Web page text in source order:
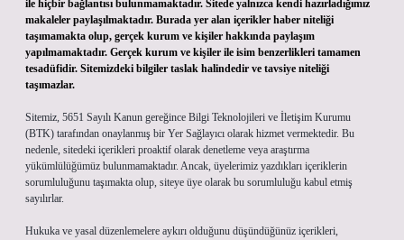
ile hiçbir bağlantısı bulunmamaktadır. Sitede yalnızca kendi hazırladığımız
makaleler paylaşılmaktadır. Burada yer alan içerikler haber niteliği
taşımamakta olup, gerçek kurum ve kişiler hakkında paylaşım
yapılmamaktadır. Gerçek kurum ve kişiler ile isim benzerlikleri tamamen
tesadüfidir. Sitemizdeki bilgiler taslak halindedir ve tavsiye niteliği
taşımazlar.
Sitemiz, 5651 Sayılı Kanun gereğince Bilgi Teknolojileri ve İletişim Kurumu
(BTK) tarafından onaylanmış bir Yer Sağlayıcı olarak hizmet vermektedir. Bu
nedenle, sitedeki içerikleri proaktif olarak denetleme veya araştırma
yükümlülüğümüz bulunmamaktadır. Ancak, üyelerimiz yazdıkları içeriklerin
sorumluluğunu taşımakta olup, siteye üye olarak bu sorumluluğu kabul etmiş
sayılırlar.
Hukuka ve yasal düzenlemelere aykırı olduğunu düşündüğünüz içerikleri,